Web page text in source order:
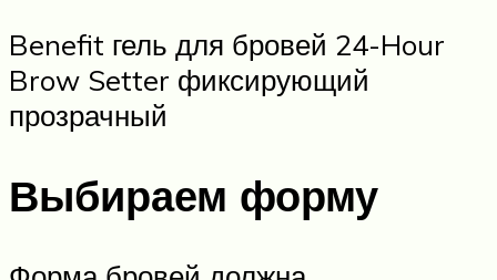
Benefit гель для бровей 24-Hour
Brow Setter фиксирующий
прозрачный
Выбираем форму